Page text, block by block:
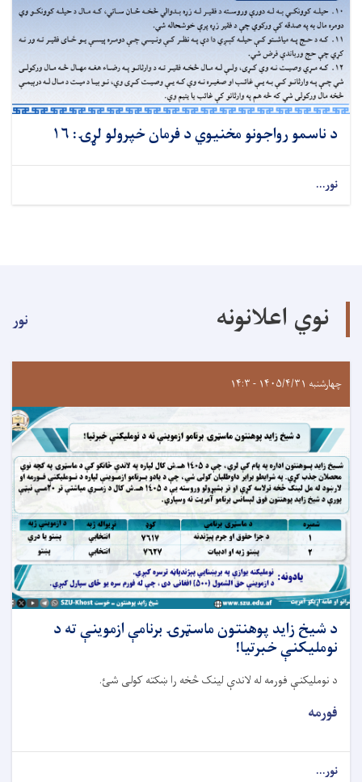
د ناسمو رواجونو مخنیوي د فرمان خپرولو لړۍ: ۱۶
نور...
نوي اعلانونه نور
چهارشنبه ۱۴۰۵/۴/۳۱ - ۱۴:۳
د شيخ زايد پوهنتون ماسټرۍ برنامې ازموينې ته د
نومليکنې خبرتيا!
د نومليکنې فورمه له لاندې لينک څخه را ښکته کولی شئ.
فورمه
نور...